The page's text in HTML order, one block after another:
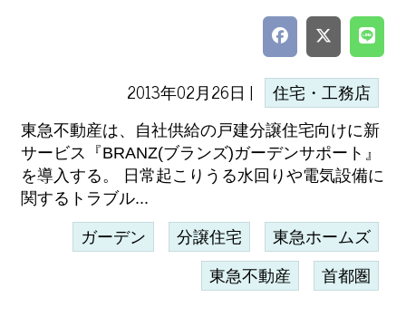
2013年02月26日 | 住宅・工務店
東急不動産は、自社供給の戸建分譲住宅向けに新
サービス『BRANZ(ブランズ)ガーデンサポート』
を導入する。 日常起こりうる水回りや電気設備に
関するトラブル...
ガーデン 分譲住宅 東急ホームズ
東急不動産 首都圏